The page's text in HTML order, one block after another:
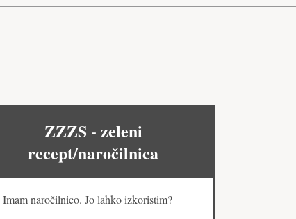
ZZZS - zeleni
recept/naročilnica
Imam naročilnico. Jo lahko izkoristim?